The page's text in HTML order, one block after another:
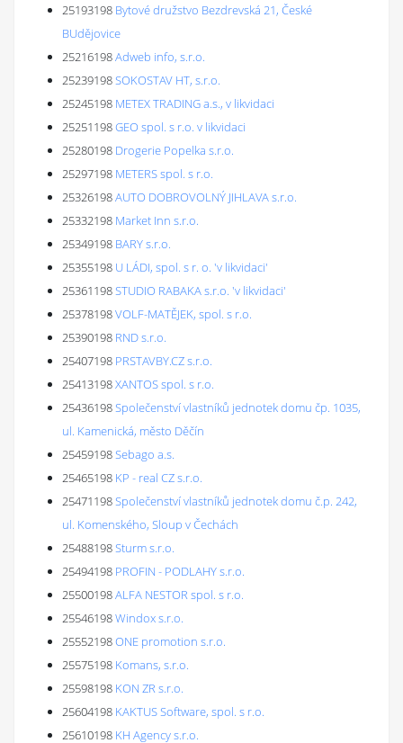
25193198 Bytové družstvo Bezdrevská 21, České
BUdějovice
25216198Adweb info, s.r.o.
25239198SOKOSTAV HT, s.r.o.
25245198 METEX TRADING a.s., v likvidaci
25251198GEO spol. s r.o. v likvidaci
25280198 Drogerie Popelka s.r.o.
25297198 METERS spol. s r.o.
25326198AUTO DOBROVOLNÝ JIHLAVA s.r.o.
25332198 Market Inn s.r.o.
25349198 BARY s.r.o.
25355198 U LÁDI, spol. s r. o. 'v likvidaci'
25361198STUDIO RABAKA s.r.o. 'v likvidaci'
25378198VOLF-MATĚJEK, spol. s r.o.
25390198 RND s.r.o.
25407198 PRSTAVBY.CZ s.r.o.
25413198XANTOS spol. s r.o.
25436198Společenství vlastníků jednotek domu čp. 1035,
ul. Kamenická, město Děčín
25459198Sebago a.s.
25465198 KP - real CZ s.r.o.
25471198Společenství vlastníků jednotek domu č.p. 242,
ul. Komenského, Sloup v Čechách
25488198Sturm s.r.o.
25494198 PROFIN - PODLAHY s.r.o.
25500198ALFA NESTOR spol. s r.o.
25546198Windox s.r.o.
25552198ONE promotion s.r.o.
25575198 Komans, s.r.o.
25598198 KON ZR s.r.o.
25604198 KAKTUS Software, spol. s r.o.
25610198 KH Agency s.r.o.